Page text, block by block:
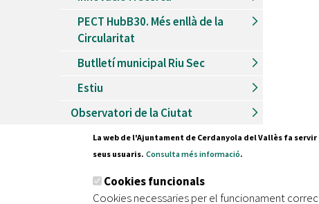
PECT HubB30. Més enllà de la
Circularitat
Butlletí municipal Riu Sec
Estiu
Observatori de la Ciutat
La web de l'Ajuntament de Cerdanyola del Vallès fa
seus usuaris. Consulta més informació.
Cookies funcionals
Cookies necessaries per el funcionament